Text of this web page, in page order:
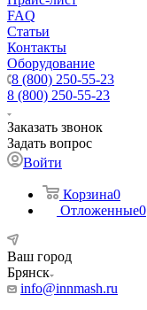
FAQ
Статьи
Контакты
Оборудование
8 (800) 250-55-23
8 (800) 250-55-23
Заказать звонок
Задать вопрос
Войти
Корзина0
Отложенные0
Ваш город
Брянск
info@innmash.ru